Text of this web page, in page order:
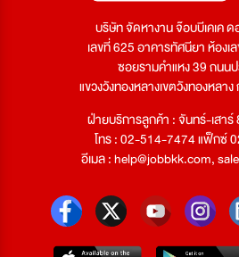
บริษัท จัดหางาน จ๊อบบีเคเค
เลขที่ 625 อาคารทัศนียา ห้อง
ซอยรามคำแหง 39 ถนน
แขวงวังทองหลางเขตวังทองหลา
ฝ่ายบริการลูกค้า : จันทร์-เสา
โทร : 02-514-7474 แฟ็กซ์
อีเมล :help@jobbkk.com,